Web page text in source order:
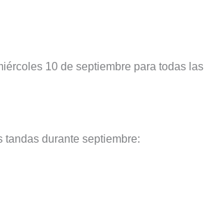
10 de septiembre para todas las
durante septiembre: